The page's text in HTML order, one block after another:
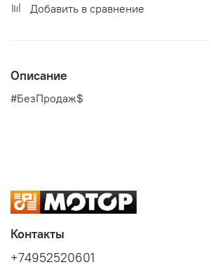
Добавить в сравнение
Описание
#БезПродаж$
Контакты
+74952520601